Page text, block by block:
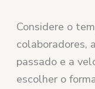
Considere o
colaboradores,
passado e a
escolher o